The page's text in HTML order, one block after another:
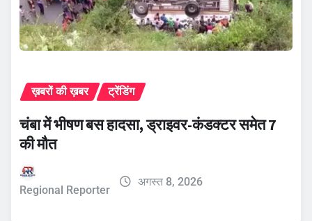
ख़बरों की ख़बर ट्रेंडिंग
चंबा में भीषण बस हादसा, ड्राइवर-कंडक्टर समेत 7
की मौत
Regional Reporter
अगस्त 8, 2026